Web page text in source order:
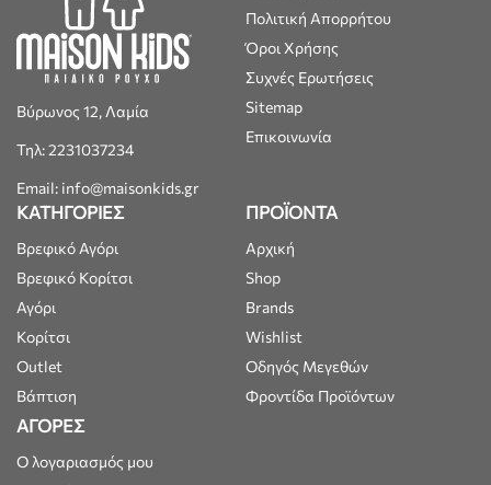
Βύρωνος 12, Λαμία
Τηλ: 2231037234
Email: info@maisonkids.gr
Πολιτική Απορρήτου
Όροι Χρήσης
Συχνές Ερωτήσεις
Sitemap
Επικοινωνία
ΚΑΤΗΓΟΡΙΕΣ
Βρεφικό Αγόρι
Βρεφικό Κορίτσι
Αγόρι
Κορίτσι
Outlet
Βάπτιση
ΠΡΟΪΟΝΤΑ
Αρχική
Shop
Brands
Wishlist
Οδηγός Μεγεθών
Φροντίδα Προϊόντων
ΑΓΟΡΕΣ
Ο λογαριασμός μου